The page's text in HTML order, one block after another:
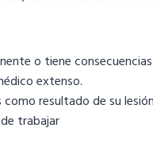
o tiene
extenso.
resultado de su
trabajar